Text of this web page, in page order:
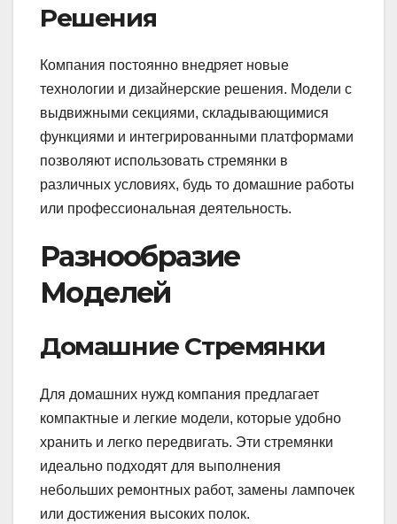
Решения
Компания постоянно внедряет новые
технологии и дизайнерские решения. Модели с
выдвижными секциями, складывающимися
функциями и интегрированными платформами
позволяют использовать стремянки в
различных условиях, будь то домашние работы
или профессиональная деятельность.
Разнообразие
Моделей
Домашние Стремянки
Для домашних нужд компания предлагает
компактные и легкие модели, которые удобно
хранить и легко передвигать. Эти стремянки
идеально подходят для выполнения
небольших ремонтных работ, замены лампочек
или достижения высоких полок.